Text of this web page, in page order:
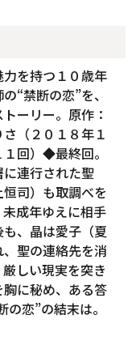
を持つ１０歳年
“禁断の恋”を、
ーリー。原作：
（２０１８年１
回）◆最終回。
に連行された聖
恒司）も取調べを
成年ゆえに相手
、晶は愛子（夏
聖の連絡先を消
しい現実を突き
に秘め、ある答
恋”の結末は。